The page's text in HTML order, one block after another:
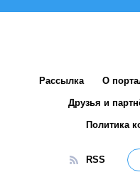
Рассылка О
Друзья и
Политика
RSS